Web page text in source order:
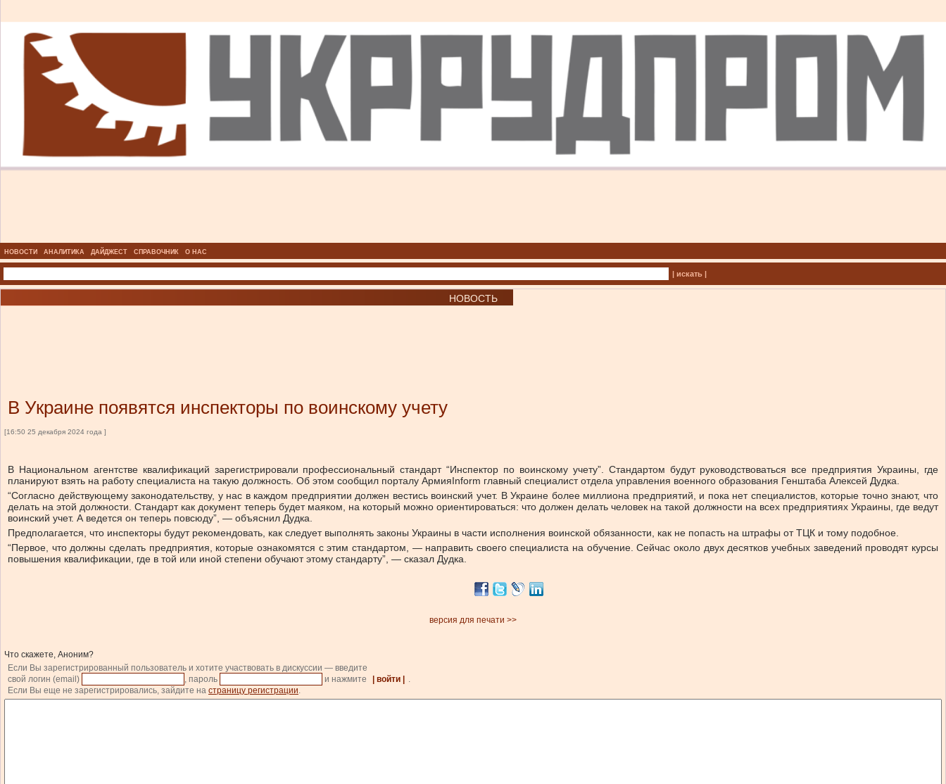
НОВОСТИ АНАЛИТИКА ДАЙДЖЕСТ СПРАВОЧНИК О НАС
| искать |
НОВОСТЬ
В Украине появятся инспекторы по воинскому учету
[16:50 25 декабря 2024 года ]
В Национальном агентстве квалификаций зарегистрировали профессиональный стандарт “Инспектор по воинскому учету”. Стандартом будут руководствоваться все предприятия Украины, где
планируют взять на работу специалиста на такую ​​должность. Об этом сообщил порталу АрмияInform главный специалист отдела управления военного образования Генштаба Алексей Дудка.
“Согласно действующему законодательству, у нас в каждом предприятии должен вестись воинский учет. В Украине более миллиона предприятий, и пока нет специалистов, которые точно знают, что
делать на этой должности. Стандарт как документ теперь будет маяком, на который можно ориентироваться: что должен делать человек на такой должности на всех предприятиях Украины, где ведут
воинский учет. А ведется он теперь повсюду”, — объяснил Дудка.
Предполагается, что инспекторы будут рекомендовать, как следует выполнять законы Украины в части исполнения воинской обязанности, как не попасть на штрафы от ТЦК и тому подобное.
“Первое, что должны сделать предприятия, которые ознакомятся с этим стандартом, — направить своего специалиста на обучение. Сейчас около двух десятков учебных заведений проводят курсы
повышения квалификации, где в той или иной степени обучают этому стандарту”, — сказал Дудка.
версия для печати >>
Что скажете, Аноним?
Если Вы зарегистрированный пользователь и хотите участвовать в дискуссии — введите
свой логин (email)
, пароль и нажмите | войти |
.
Если Вы еще не зарегистрировались, зайдите на страницу регистрации.